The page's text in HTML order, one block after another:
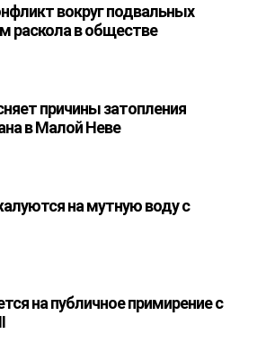
вокруг подвальных
раскола в обществе
причины затопления
в Малой Неве
на мутную воду с
на публичное примирение с